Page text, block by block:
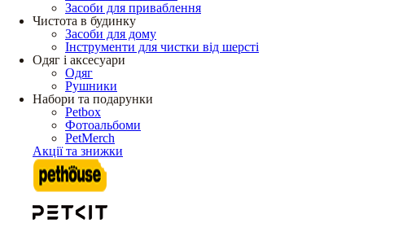
Засоби для приваблення
Чистота в будинку
Засоби для дому
Інструменти для чистки від шерсті
Одяг і аксесуари
Одяг
Рушники
Набори та подарунки
Petbox
Фотоальбоми
PetMerch
Акції та знижки